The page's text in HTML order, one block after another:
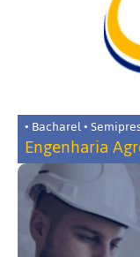
• Bacharel •
Engenharia